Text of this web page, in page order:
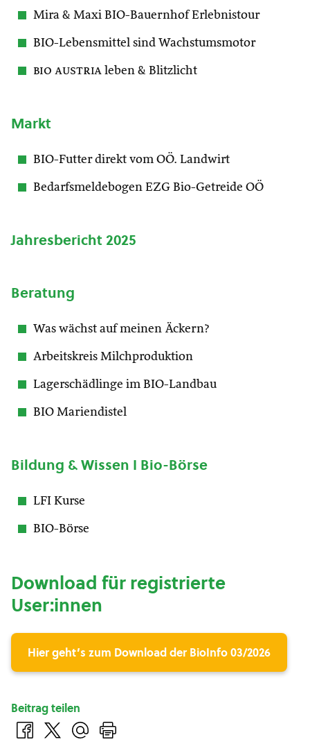
Mira & Maxi BIO-Bauernhof Erlebnistour
BIO-Lebensmittel sind Wachstumsmotor
bio austria leben & Blitzlicht
Markt
BIO-Futter direkt vom OÖ. Landwirt
Bedarfsmeldebogen EZG Bio-Getreide OÖ
Jahresbericht 2025
Beratung
Was wächst auf meinen Äckern?
Arbeitskreis Milchproduktion
Lagerschädlinge im BIO-Landbau
BIO Mariendistel
Bildung & Wissen I Bio-Börse
LFI Kurse
BIO-Börse
Download für registrierte
User:innen
Hier geht’s zum Download der BioInfo 03/2026
Beitrag teilen